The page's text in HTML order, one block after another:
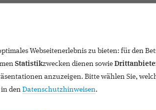
Webseitenerlebnis zu bieten: für den
Statistikzwecken dienen sowie
anzuzeigen. Bitte wählen Sie,
in den Datenschutzhinweisen.